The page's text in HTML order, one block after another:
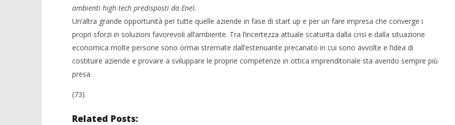
ambienti high tech predisposti da Enel.
Un’altra grande opportunità per tutte quelle aziende in fase di start up e per un fare impresa che converge i
propri sforzi in soluzioni favorevoli all’ambiente. Tra l’incertezza attuale scaturita dalla crisi e dalla situazione
economica molte persone sono ormai stremate dall’estenuante precariato in cui sono avvolte e l’idea di
costituire aziende e provare a sviluppare le proprie competenze in ottica imprenditoriale sta avendo sempre più
presa.
(73)
Related Posts: